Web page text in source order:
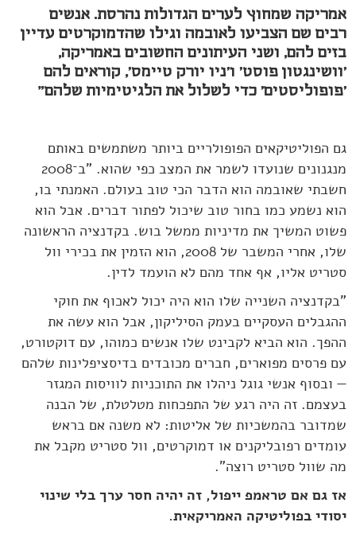
אמריקה שמחוץ לערים הגדולות נהרסת. אנשים
רבים שם הצביעו לאובמה וגילו שהדמוקרטים עדיין
בזים להם, ושני העיתונים החשובים באמריקה,
'וושינגטון פוסט' ו'ניו יורק טיימס', קוראים להם
'פופוליסטים' כדי לשלול את הלגיטימיות שלהם"
גם הפוליטיקאים הפופולריים ביותר משתמשים באותם
מנגנונים שנועדו לשמר את המצב כפי שהוא. "ב־2008
חשבתי שאובמה הוא הדבר הכי טוב בעולם. האמנתי בו,
הוא נשמע כמו בחור טוב שיכול לפתור דברים. אבל הוא
פשוט המשיך את מדיניות ממשל בוש. בקדנציה הראשונה
שלו, אחרי המשבר של 2008, הוא הזמין את בכירי וול
סטריט אליו, אף אחד מהם לא הועמד לדין.
"בקדנציה השנייה שלו הוא היה יכול לאכוף את חוקי
ההגבלים העסקיים בעמק הסיליקון, אבל הוא עשה את
ההפך. הוא הביא לקבינט שלו אנשים כמוהו, עם דוקטורט,
עם פרסים מפוארים, חברים מכובדים בדיסציפלינות שלהם
— ובסוף אנשי גוגל ניהלו את התוכניות לוויסות המגזר
בעצמם. זה היה רגע של התפכחות מטלטלת, של הבנה
שמדובר בהמשכיות של אליטות: לא משנה אם בראש
עומדים רפובליקנים או דמוקרטים, וול סטריט מקבל את
מה שוול סטריט רוצה".
אז גם אם טראמפ ייפול, זה יהיה חסר ערך בלי שינוי
יסודי בפוליטיקה האמריקאית.